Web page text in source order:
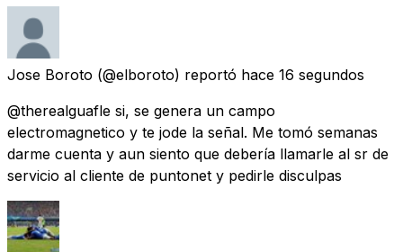
Jose Boroto (@elboroto) reportó hace 16 segundos
@therealguafle si, se genera un campo
electromagnetico y te jode la señal. Me tomó semanas
darme cuenta y aun siento que debería llamarle al sr de
servicio al cliente de puntonet y pedirle disculpas